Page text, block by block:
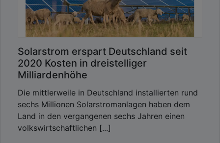
Solarstrom erspart Deutschland seit
2020 Kosten in dreistelliger
Milliardenhöhe
Die mittlerweile in Deutschland installierten rund
sechs Millionen Solarstromanlagen haben dem
Land in den vergangenen sechs Jahren einen
volkswirtschaftlichen [...]